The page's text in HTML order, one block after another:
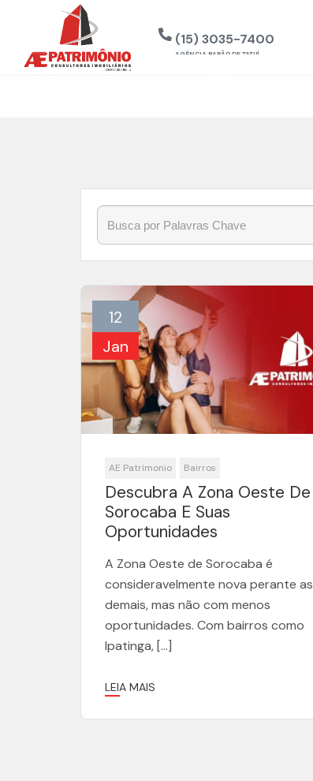
(15) 3035-7400
AGÊNCIA BARÃO DE TATUÍ
Início
12
Jan
AE Patrimonio Bairros
Descubra A Zona Oeste De
Sorocaba E Suas
Oportunidades
A Zona Oeste de Sorocaba é
consideravelmente nova perante as
demais, mas não com menos
oportunidades. Com bairros como
Ipatinga, […]
LEIA MAIS